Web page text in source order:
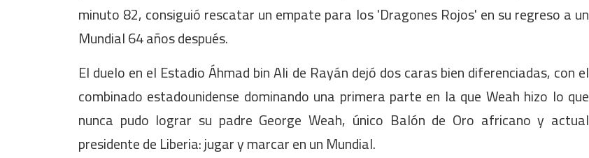
minuto 82, consiguió rescatar un empate para los 'Dragones Rojos' en su regreso a un
Mundial 64 años después.
El duelo en el Estadio Áhmad bin Ali de Rayán dejó dos caras bien diferenciadas, con el
combinado estadounidense dominando una primera parte en la que Weah hizo lo que
nunca pudo lograr su padre George Weah, único Balón de Oro africano y actual
presidente de Liberia: jugar y marcar en un Mundial.